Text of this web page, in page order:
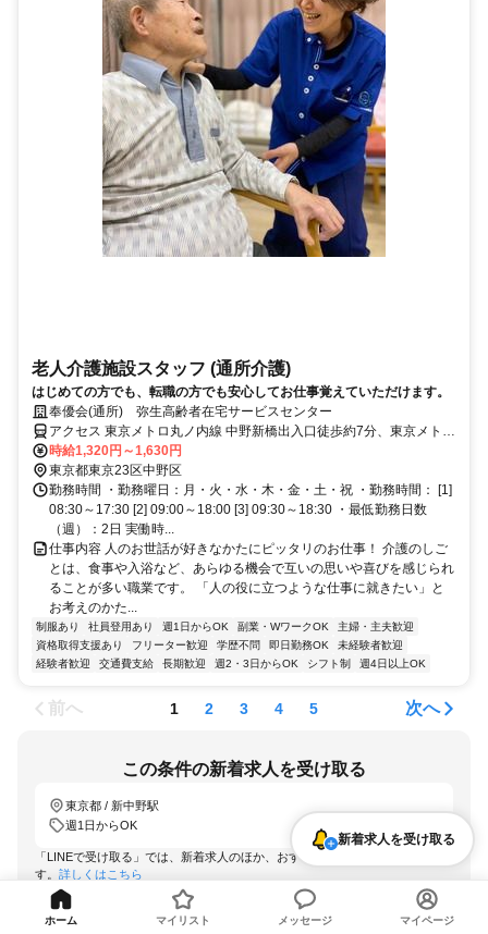
老人介護施設スタッフ (通所介護)
はじめての方でも、転職の方でも安心してお仕事覚えていただけます。
奉優会(通所) 弥生高齢者在宅サービスセンター
アクセス 東京メトロ丸ノ内線 中野新橋出入口徒歩約7分、東京メトロ
丸ノ内線 中野富士見町1番口徒歩約12分、都営大江戸線 西新宿五丁
目A2口徒歩約14分
時給1,320円～1,630円
東京都東京23区中野区
勤務時間 ・勤務曜日：月・火・水・木・金・土・祝 ・勤務時間： [1]
08:30～17:30 [2] 09:00～18:00 [3] 09:30～18:30 ・最低勤務日数
（週）：2日 実働時...
仕事内容 人のお世話が好きなかたにピッタリのお仕事！ 介護のしご
とは、食事や入浴など、あらゆる機会で互いの思いや喜びを感じられ
ることが多い職業です。 「人の役に立つような仕事に就きたい」と
お考えのかた...
制服あり 社員登用あり 週1日からOK 副業・WワークOK
主婦・主夫歓迎
資格取得支援あり
フリーター歓迎 学歴不問 即日勤務OK
未経験者歓迎
経験者歓迎
交通費支給 長期歓迎 週2・3日からOK シフト制 週4日以上OK
前へ 1 2 3 4 5 次へ
この条件の新着求人を受け取る
東京都 / 新中野駅
週1日からOK
「LINEで受け取る」では、新着求人のほか、おすすめ情報なども配信しま
す。 詳しくはこちら
LINEで受け取る
新着求人を受け取る
ホーム マイリスト メッセージ マイページ